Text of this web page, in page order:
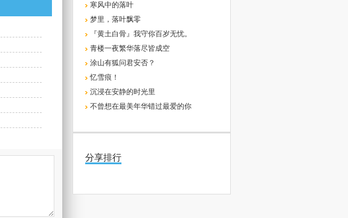
寒风中的落叶
梦里，落叶飘零
『黄土白骨』我守你百岁无忧。
青楼一夜繁华落尽皆成空
涂山有狐问君安否？
忆雪痕！
沉浸在安静的时光里
不曾想在最美年华错过最爱的你
分享排行